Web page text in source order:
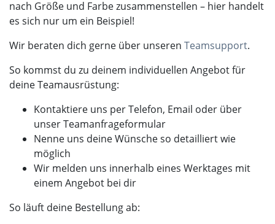
nach Größe und Farbe zusammenstellen – hier handelt
es sich nur um ein Beispiel!
Wir beraten dich gerne über unseren Teamsupport.
So kommst du zu deinem individuellen Angebot für
deine Teamausrüstung:
Kontaktiere uns per Telefon, Email oder über
unser Teamanfrageformular
Nenne uns deine Wünsche so detailliert wie
möglich
Wir melden uns innerhalb eines Werktages mit
einem Angebot bei dir
So läuft deine Bestellung ab: